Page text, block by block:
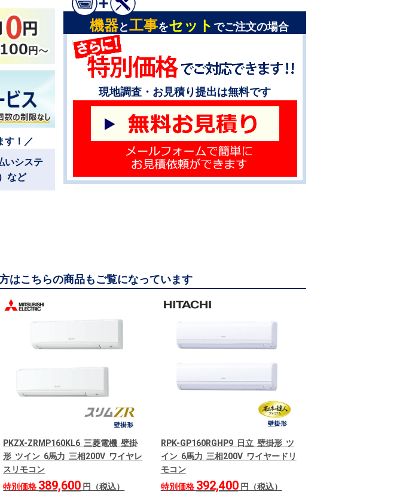
す！／
システ
など
機器と工事をセット でご注文の場合
現地調査・お見積り提出は無料です
はこちらの商品もご覧になっています
PKZX-ZRMP160KL6 三菱電機 壁掛
形 ツイン 6馬力 三相200V ワイヤレ
スリモコン
特別価格 389,600 円（税込）
RPK-GP160RGHP9 日立 壁掛形 ツ
イン 6馬力 三相200V ワイヤードリ
モコン
特別価格 392,400円（税込）